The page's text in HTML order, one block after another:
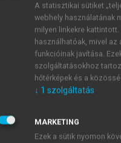
SAJÁT FIÓKKAL
A statisztikai sütiket
webhely használatának
milyen linkekre
használhatóak, mivel
funkcióinak javítása.
szolgáltatásokhoz
hőtérképek és a
↓ 1 szolgáltatás
MARKETING
Ezek a sütik nyomon